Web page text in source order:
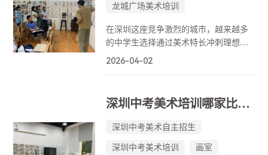
龙城广场美术培训
在深圳这座竞争激烈的城市，越来越多
的中学生选择通过美术特长冲刺理想高
中。但面对市面上林立的画室，很多家
打多年的从业者，我想说：选一家靠谱
的深圳中学生画室，归根结底看两点
——师资够不够强，成绩够不够硬。而
在这两方面，美深画室确实给出了让人
2026-04-02
深圳中考美术培训哪家比较好？假期集训优选清单
深圳中考美术自主招生
深圳中考美术培训 画室